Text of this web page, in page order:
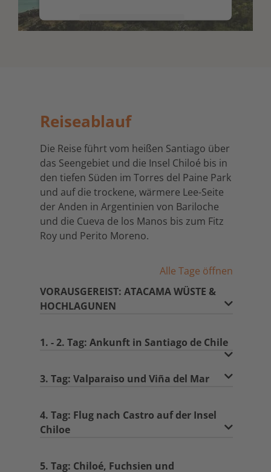
Mehr Informationen
Reiseablauf
Die Reise führt vom heißen Santiago über
das Seengebiet und die Insel Chiloé bis in
den tiefen Süden im Torres del Paine Park
und auf die trockene, wärmere Lee-Seite
der Anden in Argentinien von Bariloche
und die Cueva de los Manos bis zum Fitz
Roy und Perito Moreno.
Alle Tage öffnen
VORAUSGEREIST: ATACAMA WÜSTE &
HOCHLAGUNEN
1. - 2. Tag: Ankunft in Santiago de Chile
3. Tag: Valparaiso und Viña del Mar
4. Tag: Flug nach Castro auf der Insel
Chiloe
5. Tag: Chiloé, Fuchsien und